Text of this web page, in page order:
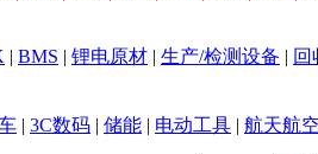
| BMS | 锂电原材 | 生产/检测设备 | 回
| 3C数码 | 储能 | 电动工具 | 航天航